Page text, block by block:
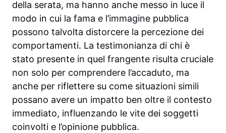
della serata, ma hanno anche messo in luce il
modo in cui la fama e l’immagine pubblica
possono talvolta distorcere la percezione dei
comportamenti. La testimonianza di chi è
stato presente in quel frangente risulta cruciale
non solo per comprendere l’accaduto, ma
anche per riflettere su come situazioni simili
possano avere un impatto ben oltre il contesto
immediato, influenzando le vite dei soggetti
coinvolti e l’opinione pubblica.